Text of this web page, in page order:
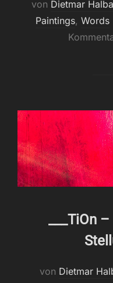
von Dietmar
Paintings, Words
___TiOn
von Dietmar